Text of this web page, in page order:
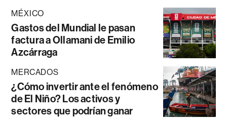
MÉXICO
Gastos del Mundial le pasan
factura a Ollamani de Emilio
Azcárraga
MERCADOS
¿Cómo invertir ante el fenómeno
de El Niño? Los activos y
sectores que podrían ganar